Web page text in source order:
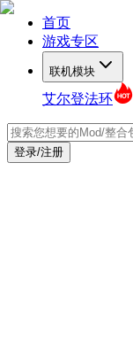
首页
游戏专区
联机模块
艾尔登法环
登录/注册